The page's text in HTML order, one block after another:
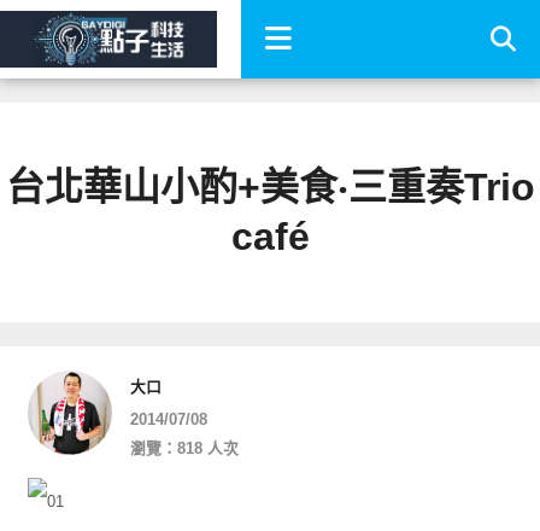
台北華山小酌+美食‧三重奏Trio
café
大口
2014/07/08
瀏覽：818 人次